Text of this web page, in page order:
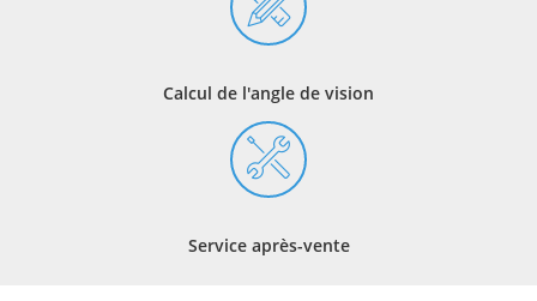
Calcul de l'angle de vision
Service après-vente